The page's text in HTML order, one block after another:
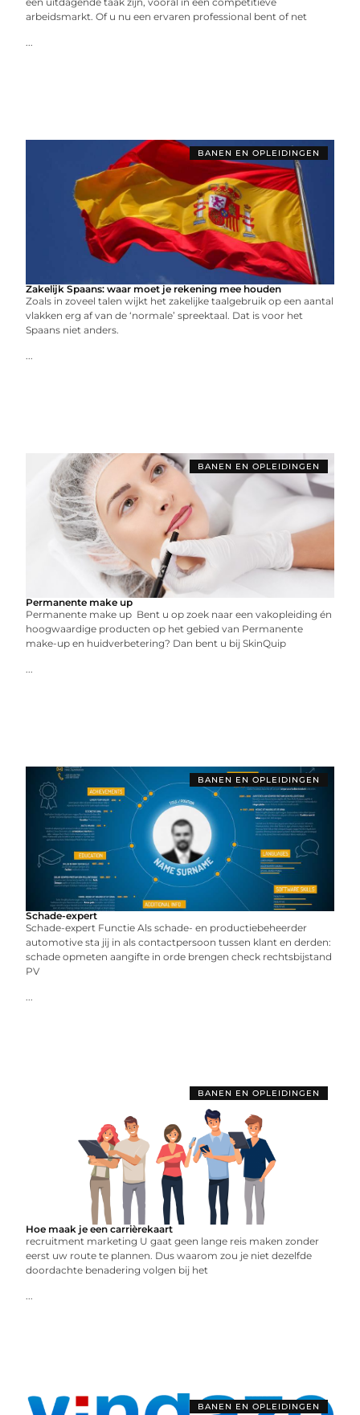
arbeidsmarkt. Of u nu een ervaren professional bent of net
...
BANEN EN OPLEIDINGEN
Zakelijk Spaans: waar moet je rekening mee houden
Zoals in zoveel talen wijkt het zakelijke taalgebruik op een aantal
vlakken erg af van de ‘normale’ spreektaal. Dat is voor het
Spaans niet anders.
...
BANEN EN OPLEIDINGEN
Permanente make up
Permanente make up Bent u op zoek naar een vakopleiding én
hoogwaardige producten op het gebied van Permanente
make-up en huidverbetering? Dan bent u bij SkinQuip
...
BANEN EN OPLEIDINGEN
Schade-expert
Schade-expert Functie Als schade- en productiebeheerder
automotive sta jij in als contactpersoon tussen klant en derden:
schade opmeten aangifte in orde brengen check rechtsbijstand
PV
...
BANEN EN OPLEIDINGEN
Hoe maak je een carrièrekaart
recruitment marketing U gaat geen lange reis maken zonder
eerst uw route te plannen. Dus waarom zou je niet dezelfde
doordachte benadering volgen bij het
...
BANEN EN OPLEIDINGEN